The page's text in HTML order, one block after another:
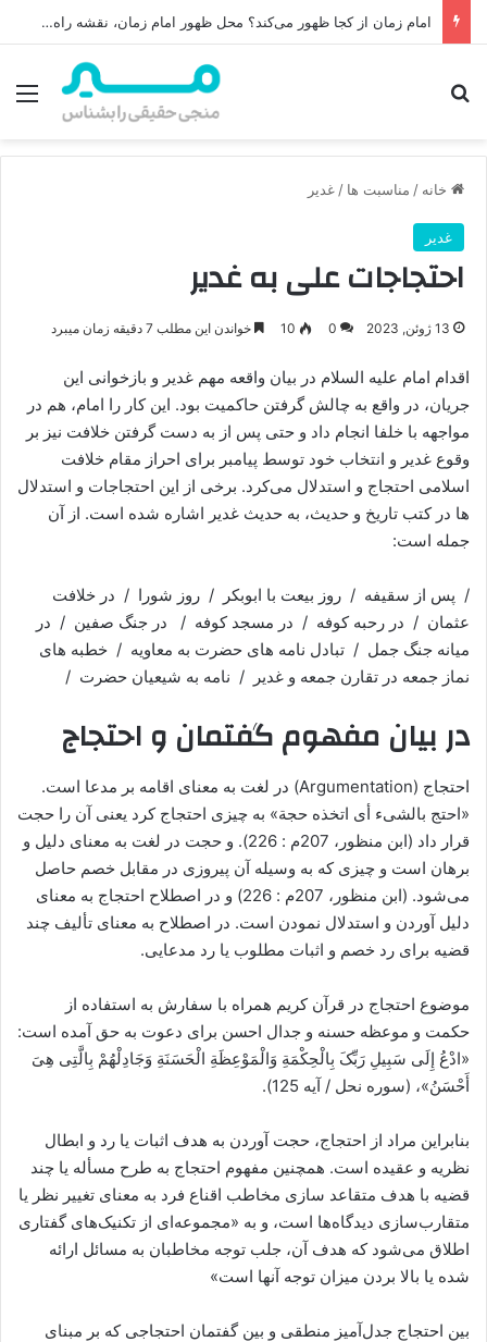
خاتمیت در اسلام: تحلیل کامل معنای خاتمیت، چالش‌ها و پاسخ‌ها
خانه / مناسبت ها /غدیر
غدیر
احتجاجات علی به غدیر
13 ژوئن, 2023 0
10 خواندن این مطلب 7 دقیقه زمان میبرد
اقدام امام علیه‏ السلام در بیان واقعه مهم غدیر و بازخوانی این
جریان، در واقع به چالش گرفتن حاکمیت بود. این کار را امام، هم در
مواجهه با خلفا انجام داد و حتی پس از به دست گرفتن خلافت نیز بر
وقوع غدیر و انتخاب خود توسط پیامبر برای احراز مقام خلافت
اسلامی احتجاج و استدلال می‌کرد. برخی از این احتجاجات و استدلال
ها در کتب تاریخ و حدیث، به حدیث غدیر اشاره شده است. از آن
جمله است:
/ پس از سقیفه / روز بیعت با ابوبکر / روز شورا / در خلافت
عثمان / در رحبه کوفه / در مسجد کوفه / در جنگ صفین / در
میانه جنگ جمل / تبادل نامه های حضرت به معاویه / خطبه های
نماز جمعه در تقارن جمعه و غدیر / نامه به شیعیان حضرت /
در بیان مفهوم گفتمان و احتجاج
احتجاج (Argumentation) در لغت به معنای اقامه بر مدعا است.
«احتج بالشیء أی اتخذه حجة» به چیزی احتجاج کرد یعنی آن را حجت
قرار داد (ابن منظور، 207م : 226). و حجت در لغت به معنای دلیل و
برهان است و چیزی که به وسیله آن پیروزی در مقابل خصم حاصل
می‌‌شود. (ابن منظور، 207م : 226) و در اصطلاح احتجاج به معنای
دلیل آوردن و استدلال نمودن است. در اصطلاح به معنای تألیف چند
قضیه برای رد خصم و اثبات مطلوب یا رد مدعایی.
موضوع احتجاج در قرآن کریم همراه با سفارش به استفاده از
حکمت و موعظه حسنه و جدال احسن برای دعوت به حق آمده است:
«ادْعُ إِلَى سَبِیلِ رَبِّکَ بِالْحِکْمَةِ وَالْمَوْعِظَةِ الْحَسَنَةِ وَجَادِلْهُمْ بِالَّتِی هِیَ
أَحْسَنُ»، (سوره نحل / آیه 125).
بنابراین مراد از احتجاج، حجت آوردن به هدف اثبات یا رد و ابطال
نظریه و عقیده‌‌ است. همچنین مفهوم احتجاج به طرح مسأله یا چند
قضیه با هدف متقاعد سازی مخاطب اقناع فرد به معنای تغییر نظر یا
متقارب‌‌سازی دیدگاه‌‌ها است، و به «مجموعه‌‌ای از تکنیک‌‌های گفتاری
اطلاق می‌‌شود که هدف آن، جلب توجه مخاطبان به مسائل ارائه
شده یا بالا بردن میزان توجه آنها است»
بین احتجاج جدل‌‌آمیز منطقی و بین گفتمان احتجاجی که بر مبنای